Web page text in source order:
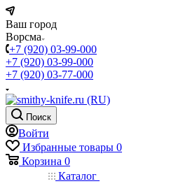
Ваш город
Ворсма
+7 (920) 03-99-000
+7 (920) 03-99-000
+7 (920) 03-77-000
Поиск
Войти
Избранные товары 0
Корзина 0
Каталог